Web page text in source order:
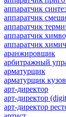
аппаратчик
аппаратчик
аппаратчик
аппаратчик
аппаратчик
аранжировщик
арбитражный
арматурщик
арматурщик
арт-директор
арт-директор
арт-директор